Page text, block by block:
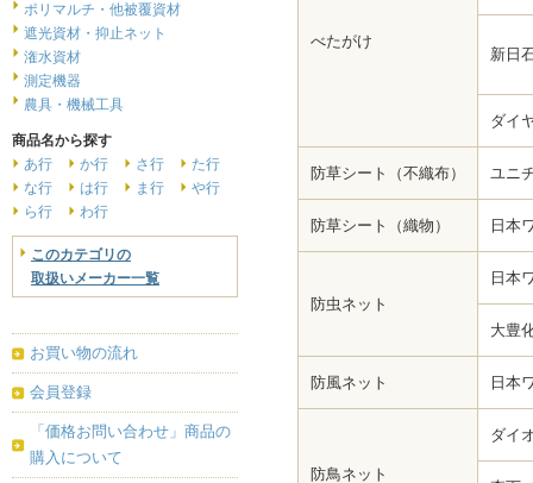
べたがけ
新日
ダイ
防草シート（不織布） ユニ
防草シート（織物） 日本
防虫ネット
日本
大豊
防風ネット 日本
防鳥ネット
ダイ
ポリマルチ・他被覆資材
遮光資材・抑止ネット
潅水資材
測定機器
農具・機械工具
商品名から探す
あ行
か行 さ行
た行
な行
は行 ま行
や行
ら行
わ行
このカテゴリの
取扱いメーカー一覧
お買い物の流れ
会員登録
「価格お問い合わせ」商品の
購入について